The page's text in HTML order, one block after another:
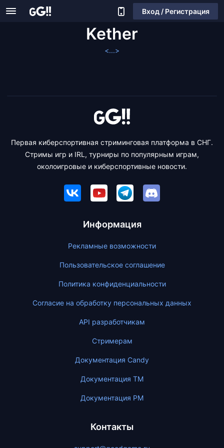
Вход / Регистрация
Kether
<...>
Первая киберспортивная стриминговая платформа в СНГ.
Стримы игр и IRL, турниры по популярным играм,
околоигровые и киберспортивные новости.
Информация
Рекламные возможности
Пользовательское соглашение
Политика конфиденциальности
Согласие на обработку персональных данных
API разработчикам
Стримерам
Документация Candy
Документация ТМ
Документация PM
Контакты